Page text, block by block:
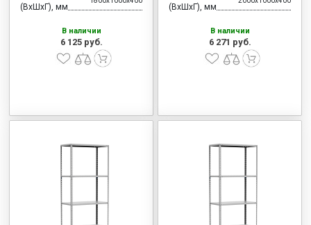
(ВхШхГ), мм
В наличии
6 125 руб.
(ВхШхГ), мм
В наличии
6 271 руб.